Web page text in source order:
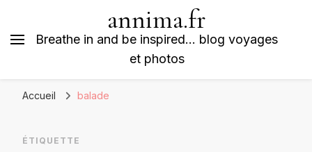
annima.fr
Breathe in and be inspired… blog voyages
et photos
Accueil balade
ÉTIQUETTE